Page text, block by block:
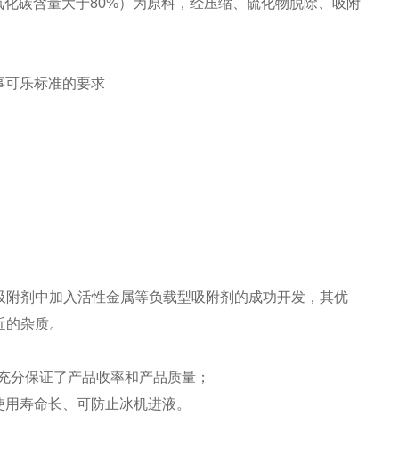
碳含量大于80%）为原料，经压缩、硫化物脱除、吸附
乐标准的要求
剂中加入活性金属等负载型吸附剂的成功开发，其优
杂质。
保证了产品收率和产品质量；
寿命长、可防止冰机进液。